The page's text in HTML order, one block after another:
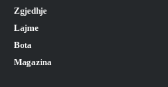
Zgjedhje
Lajme
Bota
Magazina